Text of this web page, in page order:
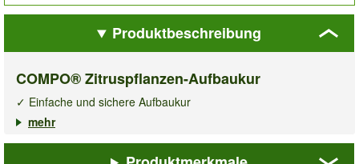
Produktbeschreibung
COMPO® Zitruspflanzen-Aufbaukur
✓ Einfache und sichere Aufbaukur
✓ Extra Eisen gegen Blattvergilbung
COMPO® Zitruspflanzen-Aufbaukurist eine einfache und
mehr